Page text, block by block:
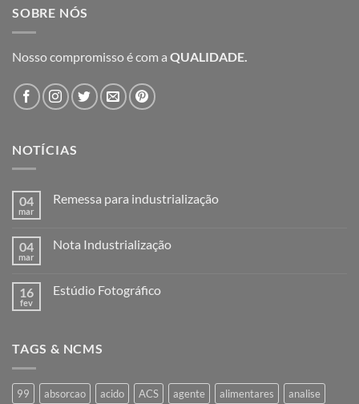
SOBRE NÓS
Nosso compromisso é com a QUALIDADE.
NOTÍCIAS
04
mar
Remessa para industrialização
Remessa
04
mar
Nota Industrialização
Nota
16
fev
Estúdio Fotográfico
Fotográfico
TAGS & NCMS
99 absorcao acido ACS agente alimentares analise